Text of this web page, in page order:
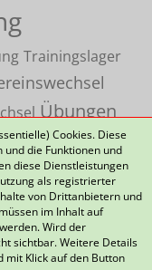
Trainingslager
Übungen
Fragen
Cookies. Diese
die Funktionen und
diese Dienstleistungen
als registrierter
von Drittanbietern und
im Inhalt auf
Wird der
sichtbar. Weitere Details
mit Klick auf den Button